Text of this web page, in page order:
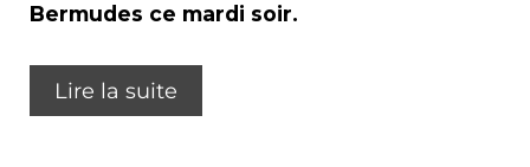
Bermudes ce mardi soir.
Lire la suite